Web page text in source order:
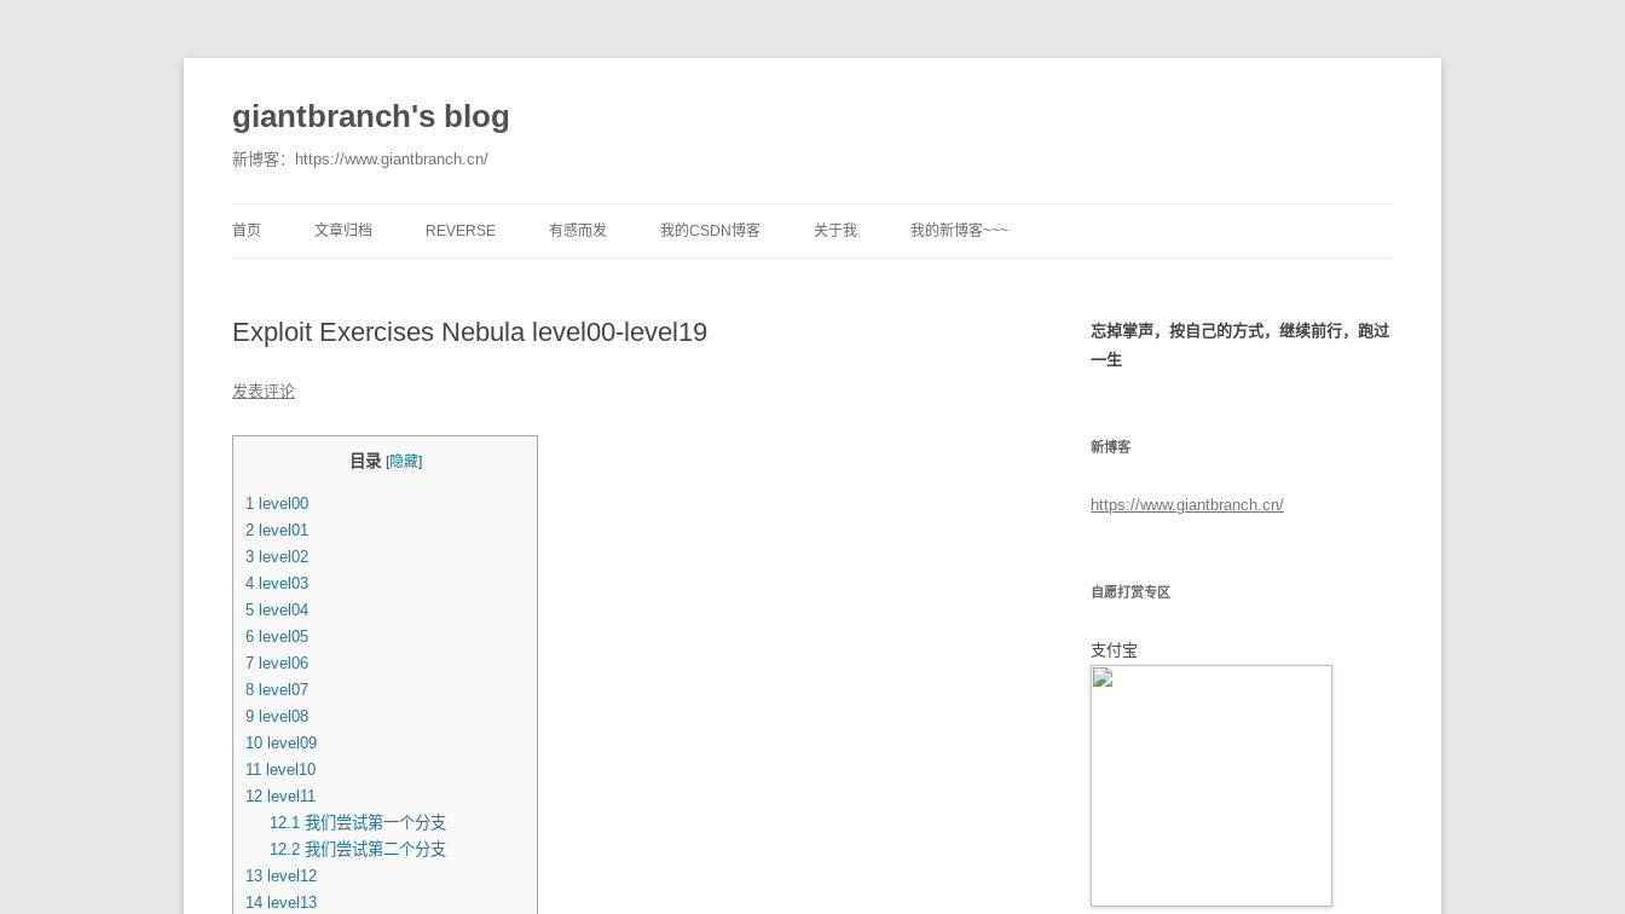
giantbranch's blog
新博客：https://www.giantbranch.cn/
至
首页 文章归档 REVERSE 有感而发 我的CSDN博客 关于我 我的新博客~~~
Exploit Exercises Nebula level00-level19
发表评论
目录 [隐藏]
1 level00
2 level01
3 level02
4 level03
5 level04
6 level05
7 level06
8 level07
9 level08
10 level09
11 level10
12 level11
12.1我们尝试第一个分支
12.2我们尝试第二个分支
13 level12
14 level13
忘掉掌声，按自己的方式，继续前行，跑过
一生
新博客
https://www.giantbranch.cn/
自愿打赏专区
支付宝